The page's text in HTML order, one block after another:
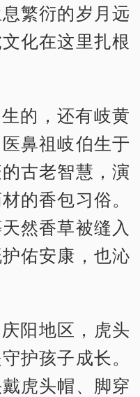
繁衍的岁月远
化在这里扎根
的，还有岐黄
鼻祖岐伯生于
古老智慧，演
的香包习俗。
然香草被缝入
佑安康，也沁
阳地区，虎头
护孩子成长。
虎头帽、脚穿